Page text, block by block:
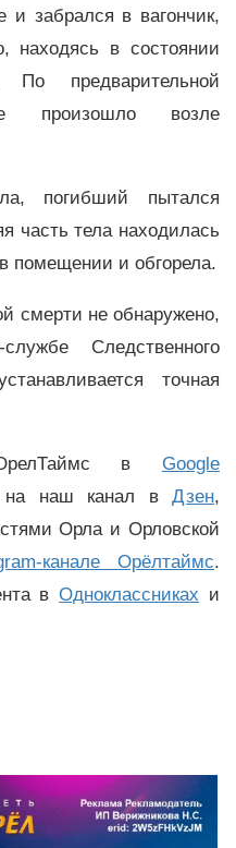
забрался в вагончик,
находясь в состоянии
По предварительной
произошло возле
погибший пытался
часть тела находилась
помещении и обгорела.
смерти не обнаружено,
Следственного
точная
в Google
наш канал вДзен,
Орла и Орловской
канале Орёлтаймс.
вОдноклассниках и